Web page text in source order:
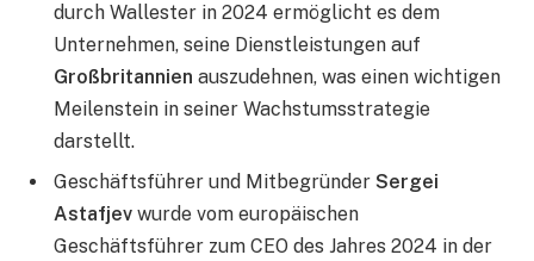
durch Wallester in 2024 ermöglicht es dem
Unternehmen, seine Dienstleistungen auf
Großbritannien auszudehnen, was einen wichtigen
Meilenstein in seiner Wachstumsstrategie
darstellt.
Geschäftsführer und Mitbegründer Sergei
Astafjev wurde vom europäischen
Geschäftsführer zum CEO des Jahres 2024 in der